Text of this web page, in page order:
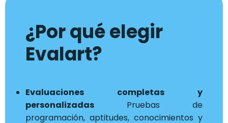
¿Por qué elegir
Evalart?
Evaluaciones completas y
personalizadas Pruebas de
programación, aptitudes, conocimientos y